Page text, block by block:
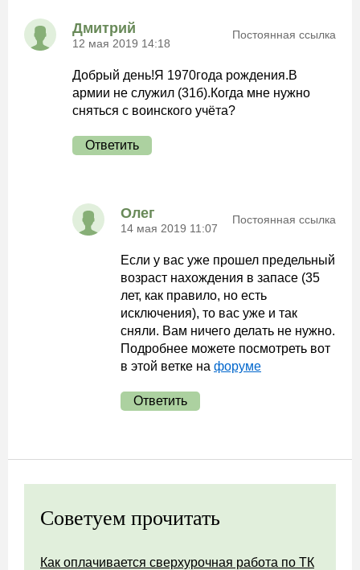
Дмитрий
12 мая 2019 14:18
Постоянная ссылка
Добрый день!Я 1970года рождения.В
армии не служил (31б).Когда мне нужно
сняться с воинского учёта?
Ответить
Олег
14 мая 2019 11:07
Постоянная ссылка
Если у вас уже прошел предельный
возраст нахождения в запасе (35
лет, как правило, но есть
исключения), то вас уже и так
сняли. Вам ничего делать не нужно.
Подробнее можете посмотреть вот
в этой ветке на форуме
Ответить
Советуем прочитать
Как оплачивается сверхурочная работа по ТК